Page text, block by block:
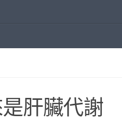
肝臟代謝